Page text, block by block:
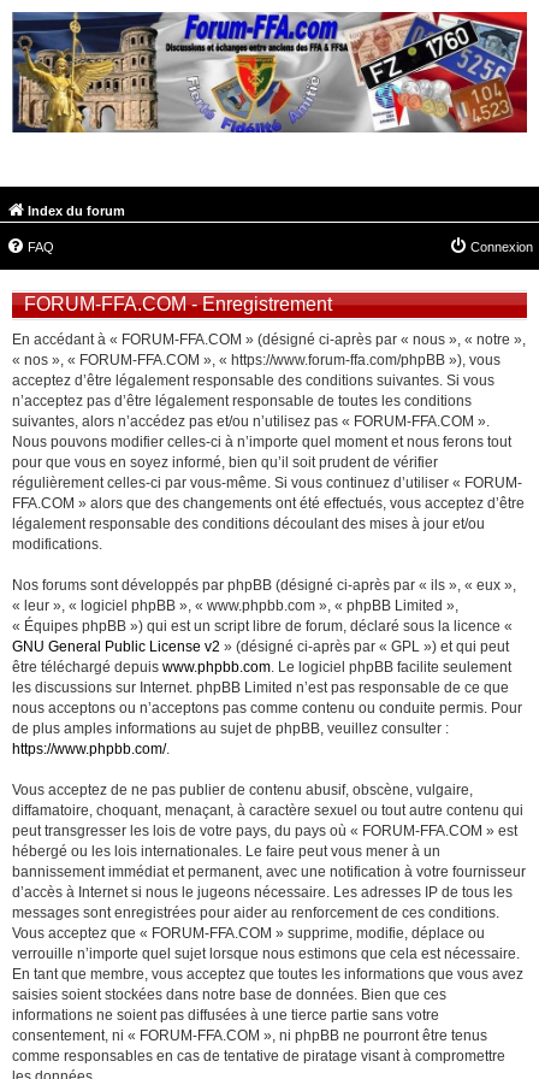
Index du forum
FAQ Connexion
FORUM-FFA.COM - Enregistrement
En accédant à « FORUM-FFA.COM » (désigné ci-après par « nous », « notre »,
« nos », « FORUM-FFA.COM », « https://www.forum-ffa.com/phpBB »), vous
acceptez d’être légalement responsable des conditions suivantes. Si vous
n’acceptez pas d’être légalement responsable de toutes les conditions
suivantes, alors n’accédez pas et/ou n’utilisez pas « FORUM-FFA.COM ».
Nous pouvons modifier celles-ci à n’importe quel moment et nous ferons tout
pour que vous en soyez informé, bien qu’il soit prudent de vérifier
régulièrement celles-ci par vous-même. Si vous continuez d’utiliser « FORUM-
FFA.COM » alors que des changements ont été effectués, vous acceptez d’être
légalement responsable des conditions découlant des mises à jour et/ou
modifications.
Nos forums sont développés par phpBB (désigné ci-après par « ils », « eux »,
« leur », « logiciel phpBB », « www.phpbb.com », « phpBB Limited »,
« Équipes phpBB ») qui est un script libre de forum, déclaré sous la licence «
GNU General Public License v2 » (désigné ci-après par « GPL ») et qui peut
être téléchargé depuis www.phpbb.com . Le logiciel phpBB facilite seulement
les discussions sur Internet. phpBB Limited n’est pas responsable de ce que
nous acceptons ou n’acceptons pas comme contenu ou conduite permis. Pour
de plus amples informations au sujet de phpBB, veuillez consulter :
https://www.phpbb.com/.
Vous acceptez de ne pas publier de contenu abusif, obscène, vulgaire,
diffamatoire, choquant, menaçant, à caractère sexuel ou tout autre contenu qui
peut transgresser les lois de votre pays, du pays où « FORUM-FFA.COM » est
hébergé ou les lois internationales. Le faire peut vous mener à un
bannissement immédiat et permanent, avec une notification à votre fournisseur
d’accès à Internet si nous le jugeons nécessaire. Les adresses IP de tous les
messages sont enregistrées pour aider au renforcement de ces conditions.
Vous acceptez que « FORUM-FFA.COM » supprime, modifie, déplace ou
verrouille n’importe quel sujet lorsque nous estimons que cela est nécessaire.
En tant que membre, vous acceptez que toutes les informations que vous avez
saisies soient stockées dans notre base de données. Bien que ces
informations ne soient pas diffusées à une tierce partie sans votre
consentement, ni « FORUM-FFA.COM », ni phpBB ne pourront être tenus
comme responsables en cas de tentative de piratage visant à compromettre